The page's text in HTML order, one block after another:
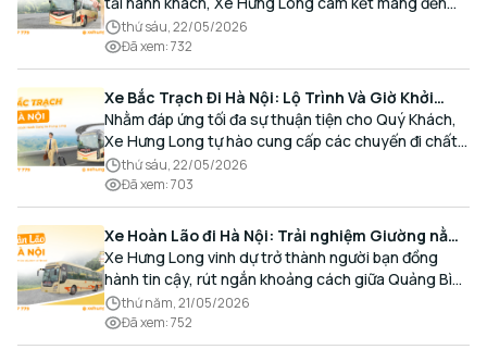
cho Quý Khách một hành trình di chuyển trọn vẹn,
thoải mái và đúng giờ.
thứ sáu, 22/05/2026
Đã xem:732
Xe Bắc Trạch Đi Hà Nội: Lộ Trình Và Giờ Khởi
Hành Cùng Xe Hưng Long
Nhằm đáp ứng tối đa sự thuận tiện cho Quý Khách,
Xe Hưng Long tự hào cung cấp các chuyến đi chất
lượng cao, an toàn với lịch trình linh hoạt mỗi ngày.
thứ sáu, 22/05/2026
Đã xem:703
Xe Hoàn Lão đi Hà Nội: Trải nghiệm Giường nằm
Cao cấp, Đón trả Tận nơi
Xe Hưng Long vinh dự trở thành người bạn đồng
hành tin cậy, rút ngắn khoảng cách giữa Quảng Bình
và Thủ đô bằng chất lượng dịch vụ chuẩn mực.
thứ năm, 21/05/2026
Đã xem:752